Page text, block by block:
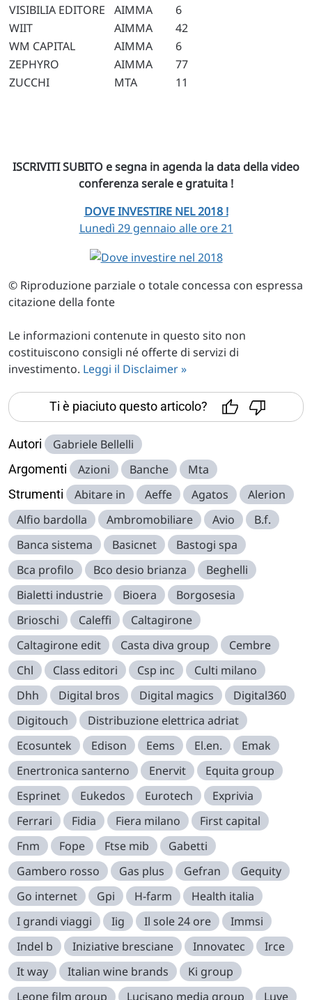
VISIBILIA EDITORE AIMMA
6
WIIT
AIMMA
42
WM CAPITAL
AIMMA
6
ZEPHYRO
AIMMA
77
ZUCCHI
MTA 11
ISCRIVITI SUBITO e segna in agenda la data della video
conferenza serale e gratuita !
DOVE INVESTIRE NEL 2018 !
Lunedì 29 gennaio alle ore 21
© Riproduzione parziale o totale concessa con espressa
citazione della fonte
Le informazioni contenute in questo sito non
costituiscono consigli né offerte di servizi di
investimento. Leggi il Disclaimer »
Ti è piaciuto questo articolo?
Autori Gabriele Bellelli
Argomenti Azioni Banche Mta
Strumenti Abitare in Aeffe Agatos
Alerion
Alfio bardolla
Ambromobiliare Avio
B.f.
Banca sistema
Basicnet
Bastogi spa
Bca profilo
Bco desio brianza
Beghelli
Bialetti industrie
Bioera
Borgosesia
Brioschi
Caleffi
Caltagirone
Caltagirone edit
Casta diva group
Cembre
Chl
Class editori Csp inc
Culti milano
Dhh
Digital bros Digital magics
Digital360
Digitouch
Distribuzione elettrica adriat
Ecosuntek
Edison Eems El.en.
Emak
Enertronica santerno
Enervit
Equita group
Esprinet
Eukedos Eurotech
Exprivia
Ferrari
Fidia Fiera milano
First capital
Fnm
Fope Ftse mib
Gabetti
Gambero rosso
Gas plus Gefran
Gequity
Go internet
Gpi H-farm
Health italia
I grandi viaggi
Iig Il sole 24 ore
Immsi
Indel b
Iniziative bresciane Innovatec
Irce
It way
Italian wine brands
Ki group
Leone film group
Lucisano media group
Luve